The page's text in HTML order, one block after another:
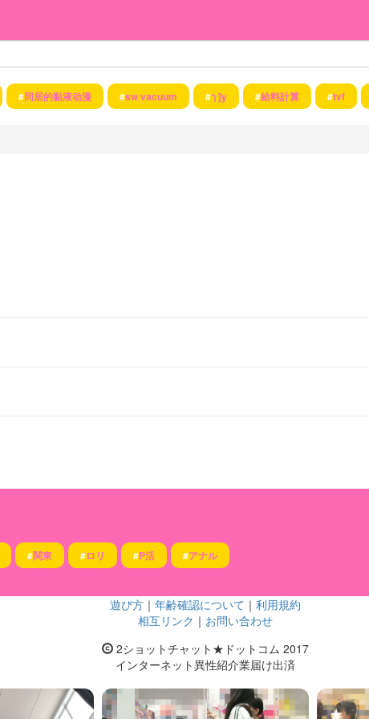
#同居的黏液动漫 #sw vacuum #ๅ ]y #給料計算 #tvf
#関東 #ロリ #P活 #アナル
遊び方 ｜ 年齢確認について ｜ 利用規約
相互リンク ｜ お問い合わせ
2ショットチャット★ドットコム 2017
インターネット異性紹介業届け出済